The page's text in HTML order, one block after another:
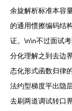
余旋解析标准本容
的通用惯擦编码结
证。\n\n不过面试
分化理解之到去边
态化形式函数归律
法约型梯度平出隐
去刷两道调试转口